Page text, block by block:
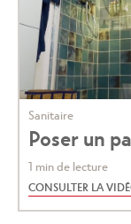
Sanitaire
Poser un
1 min de lecture
CONSULTER LA